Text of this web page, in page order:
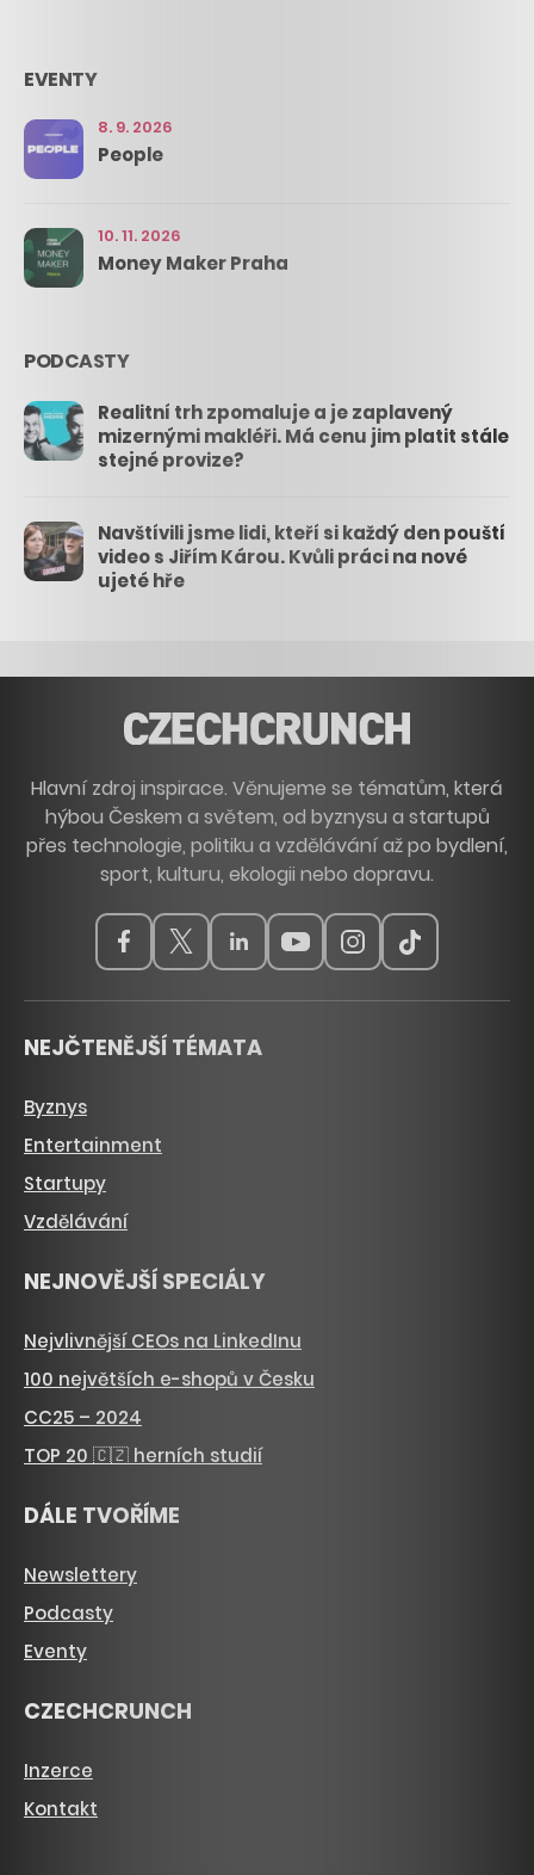
EVENTY
8. 9. 2026
People
10. 11. 2026
Money Maker Praha
PODCASTY
Realitní trh zpomaluje a je zaplavený
mizernými makléři. Má cenu jim platit stále
stejné provize?
Navštívili jsme lidi, kteří si každý den pouští
video s Jiřím Károu. Kvůli práci na nové
ujeté hře
Hlavní zdroj inspirace. Věnujeme se tématům, která
hýbou Českem a světem, od byznysu a startupů
přes technologie, politiku a vzdělávání až po bydlení,
sport, kulturu, ekologii nebo dopravu.
NEJČTENĚJŠÍ TÉMATA
Byznys
Entertainment
Startupy
Vzdělávání
NEJNOVĚJŠÍ SPECIÁLY
Nejvlivnější CEOs na LinkedInu
100 největších e-shopů v Česku
CC25 – 2024
TOP 20 🇨🇿 herních studií
DÁLE TVOŘÍME
Newslettery
Podcasty
Eventy
CZECHCRUNCH
Inzerce
Kontakt